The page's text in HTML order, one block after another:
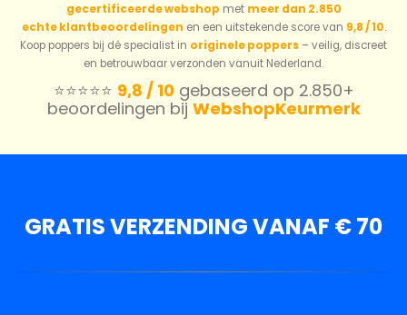
gecertificeerde webshop met meer dan 2.850
echte klantbeoordelingen en een uitstekende score van 9,8 / 10.
Koop poppers bij dé specialist in originele poppers – veilig, discreet
en betrouwbaar verzonden vanuit Nederland.
⭐️⭐️⭐️⭐️⭐️ 9,8 / 10gebaseerd op 2.850+
beoordelingen bij WebshopKeurmerk
GRATIS VERZENDING VANAF € 70